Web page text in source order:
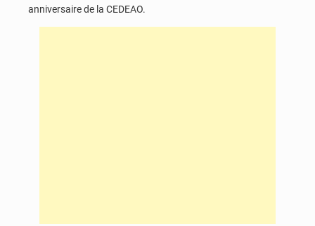
anniversaire de la CEDEAO.